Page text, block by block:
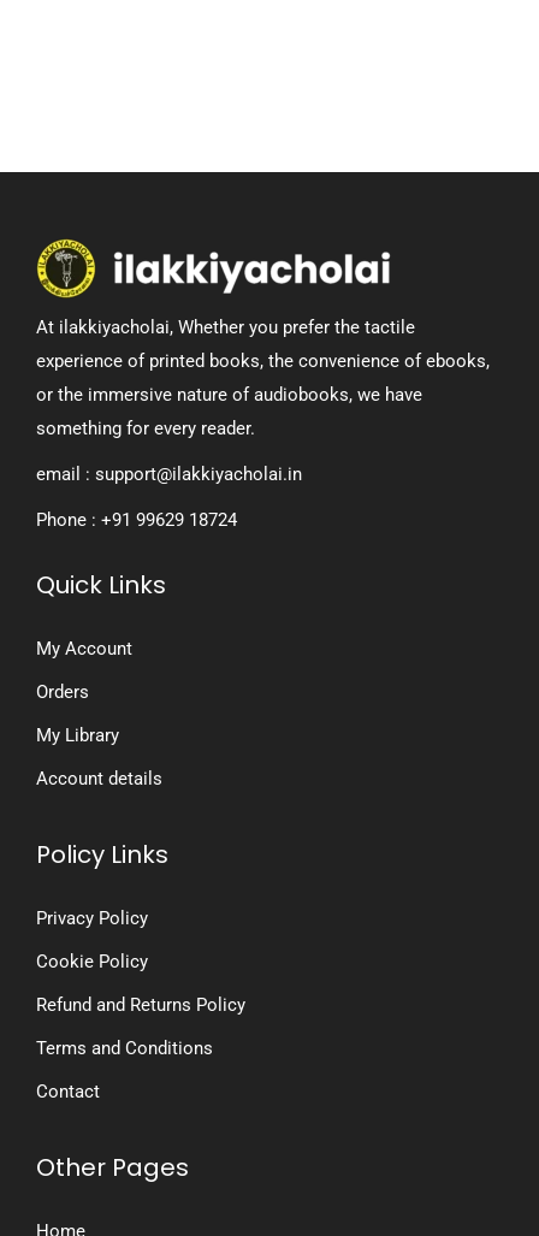
At ilakkiyacholai, Whether you prefer the tactile
experience of printed books, the convenience of ebooks,
or the immersive nature of audiobooks, we have
something for every reader.
email : support@ilakkiyacholai.in
Phone : +91 99629 18724
Quick Links
My Account
Orders
My Library
Account details
Policy Links
Privacy Policy
Cookie Policy
Refund and Returns Policy
Terms and Conditions
Contact
Other Pages
Home